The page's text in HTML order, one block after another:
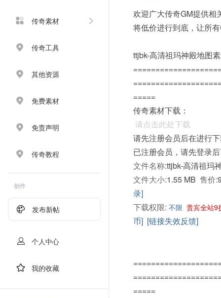
传奇素材
传奇工具
其他资源
免费素材
免责声明
传奇教程
创作
发布新帖
个人中心
我的收藏
欢迎广大传奇GM提供相
将低价进行到底，让所
ttjbk-高清祖玛神殿地图
=====
传奇素材下载：
请点击此处下载
请先注册会员后在进行
已注册会员，请先登录
文件名称:ttjbk-高清祖玛
文件大小:1.55 MB 售价:
录]
下载权限: 不限 贵宾全站9
币] [链接失效反馈]
=====